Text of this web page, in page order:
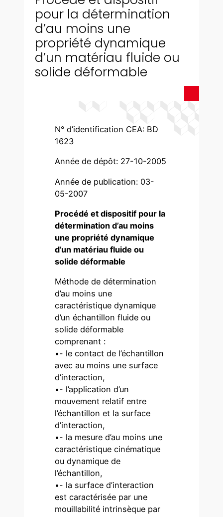
pour la détermination
d’au moins une
propriété dynamique
d’un matériau fluide ou
solide déformable
N° d’identification CEA: BD
1623
Année de dépôt: 27-10-2005
Année de publication: 03-
05-2007
Procédé et dispositif pour la
détermination d’au moins
une propriété dynamique
d’un matériau fluide ou
solide déformable
Méthode de détermination
d’au moins une
caractéristique dynamique
d’un échantillon fluide ou
solide déformable
comprenant :
•- le contact de l’échantillon
avec au moins une surface
d’interaction,
•- l’application d’un
mouvement relatif entre
l’échantillon et la surface
d’interaction,
•- la mesure d’au moins une
caractéristique cinématique
ou dynamique de
l’échantillon,
•- la surface d’interaction
est caractérisée par une
mouillabilité intrinsèque par